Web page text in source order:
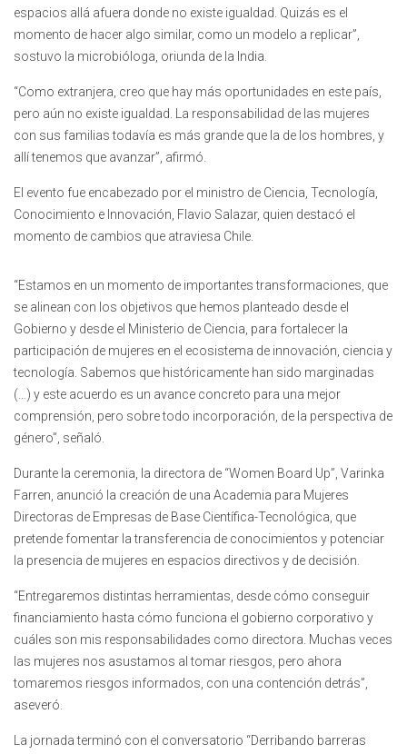
espacios allá afuera donde no existe igualdad. Quizás es el
momento de hacer algo similar, como un modelo a replicar”,
sostuvo la microbióloga, oriunda de la India.
“Como extranjera, creo que hay más oportunidades en este país,
pero aún no existe igualdad. La responsabilidad de las mujeres
con sus familias todavía es más grande que la de los hombres, y
allí tenemos que avanzar”, afirmó.
El evento fue encabezado por el ministro de Ciencia, Tecnología,
Conocimiento e Innovación, Flavio Salazar, quien destacó el
momento de cambios que atraviesa Chile.
“Estamos en un momento de importantes transformaciones, que
se alinean con los objetivos que hemos planteado desde el
Gobierno y desde el Ministerio de Ciencia, para fortalecer la
participación de mujeres en el ecosistema de innovación, ciencia y
tecnología. Sabemos que históricamente han sido marginadas
(…) y este acuerdo es un avance concreto para una mejor
comprensión, pero sobre todo incorporación, de la perspectiva de
género”, señaló.
Durante la ceremonia, la directora de “Women Board Up”, Varinka
Farren, anunció la creación de una Academia para Mujeres
Directoras de Empresas de Base Científica-Tecnológica, que
pretende fomentar la transferencia de conocimientos y potenciar
la presencia de mujeres en espacios directivos y de decisión.
“Entregaremos distintas herramientas, desde cómo conseguir
financiamiento hasta cómo funciona el gobierno corporativo y
cuáles son mis responsabilidades como directora. Muchas veces
las mujeres nos asustamos al tomar riesgos, pero ahora
tomaremos riesgos informados, con una contención detrás”,
aseveró.
La jornada terminó con el conversatorio “Derribando barreras